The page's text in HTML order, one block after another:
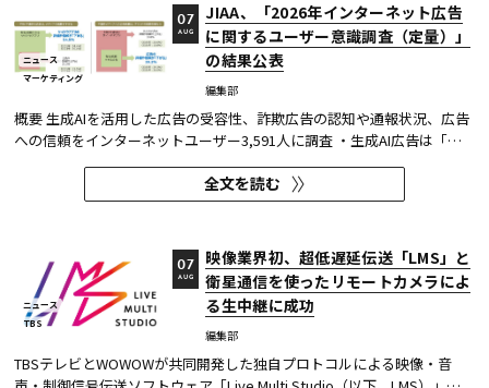
ニュース
マーケティング
JIAA、「2026年インターネット広告
に関するユーザー意識調査（定量）」
の結果公表
編集部
07
AUG
概要 生成AIを活用した広告の受容性、詐欺広告の認知や通報状況、広告
への信頼をインターネットユーザー3,591人に調査 ・生成AI広告は「条
件が整えば活用してよい」が52.0%。AI活用の明示や権利処理など、透
明性への配慮が受容の前提になる。 ・詐欺広告は各タイプとも70％の認
知があり、過去1年以内の接触経験は10～20％台。一方、通報経...
全文を読む
ニュース
TBS
映像業界初、超低遅延伝送「LMS」と
衛星通信を使ったリモートカメラによ
る生中継に成功
編集部
07
AUG
TBSテレビとWOWOWが共同開発した独自プロトコルによる映像・音